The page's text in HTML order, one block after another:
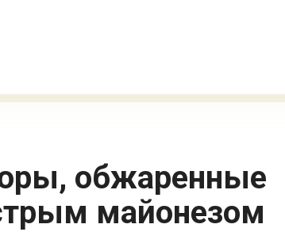
майонезом